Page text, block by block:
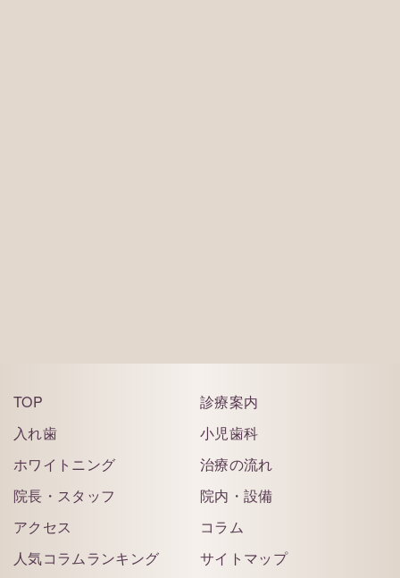
TOP
診療案内
入れ歯
小児歯科
ホワイトニング
治療の流れ
院長・スタッフ
院内・設備
アクセス
コラム
人気コラムランキング
サイトマップ